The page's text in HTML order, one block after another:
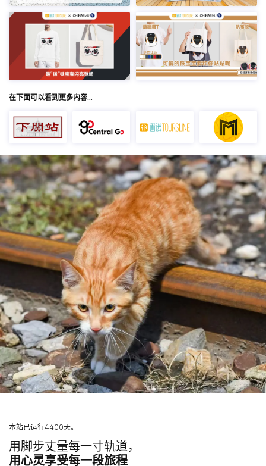
在下面可以看到更多内容…
本站已运行4400天。
用脚步丈量每一寸轨道，
用心灵享受每一段旅程